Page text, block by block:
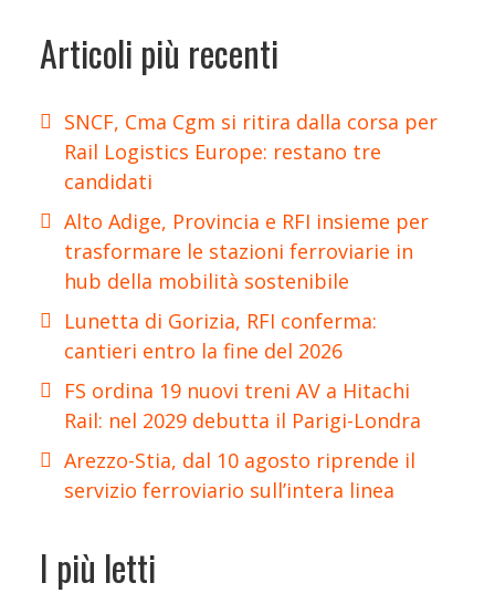
Articoli più recenti
SNCF, Cma Cgm si ritira dalla corsa per
Rail Logistics Europe: restano tre
candidati
Alto Adige, Provincia e RFI insieme per
trasformare le stazioni ferroviarie in
hub della mobilità sostenibile
Lunetta di Gorizia, RFI conferma:
cantieri entro la fine del 2026
FS ordina 19 nuovi treni AV a Hitachi
Rail: nel 2029 debutta il Parigi-Londra
Arezzo-Stia, dal 10 agosto riprende il
servizio ferroviario sull’intera linea
I più letti